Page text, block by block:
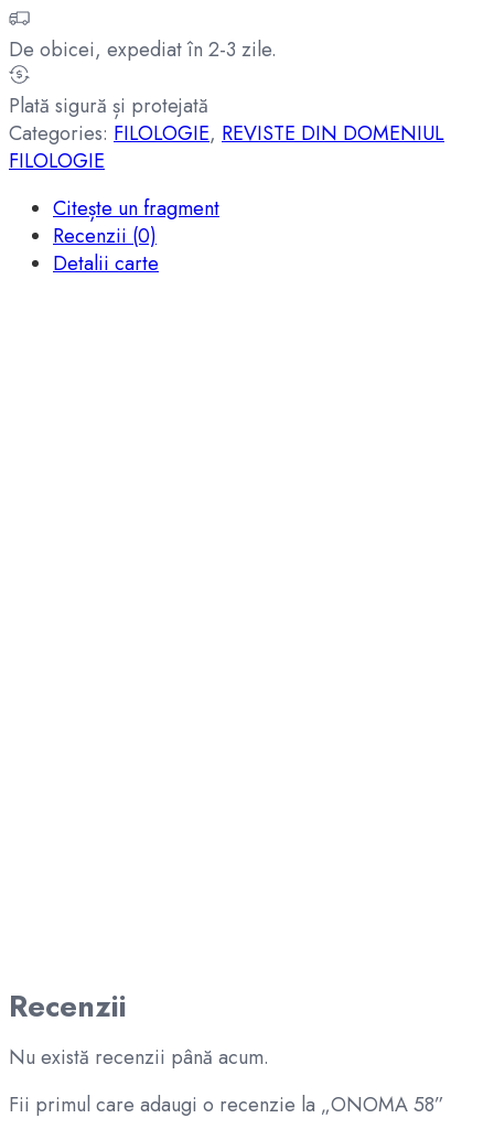
De obicei, expediat în 2-3 zile.
Plată sigură și protejată
Categories: FILOLOGIE, REVISTE DIN DOMENIUL
FILOLOGIE
Citește un fragment
Recenzii (0)
Detalii carte
Recenzii
Nu există recenzii până acum.
Fii primul care adaugi o recenzie la „ONOMA 58”